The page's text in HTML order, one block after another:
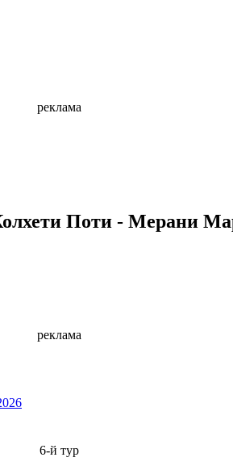
реклама
Поти - Мерани
реклама
6-й тур